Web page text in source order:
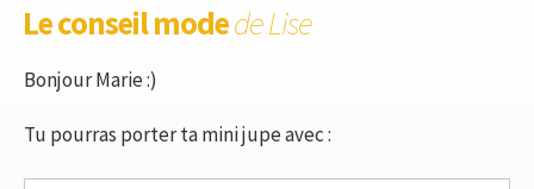
Le conseil modede Lise
Bonjour Marie :)
Tu pourras porter ta mini jupe avec :